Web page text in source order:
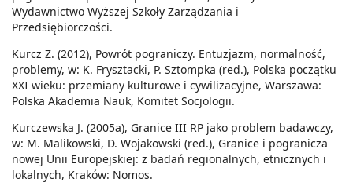
Wydawnictwo Wyższej Szkoły Zarządzania i
Przedsiębiorczości.
Kurcz Z. (2012), Powrót pograniczy. Entuzjazm, normalność,
problemy, w: K. Frysztacki, P. Sztompka (red.), Polska początku
XXI wieku: przemiany kulturowe i cywilizacyjne, Warszawa:
Polska Akademia Nauk, Komitet Socjologii.
Kurczewska J. (2005a), Granice III RP jako problem badawczy,
w: M. Malikowski, D. Wojakowski (red.), Granice i pogranicza
nowej Unii Europejskiej: z badań regionalnych, etnicznych i
lokalnych, Kraków: Nomos.